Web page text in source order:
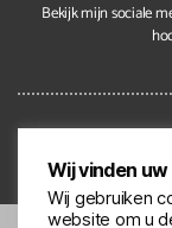
Bekijk mijn sociale
Wij vinden
Wij gebruiken
website om u